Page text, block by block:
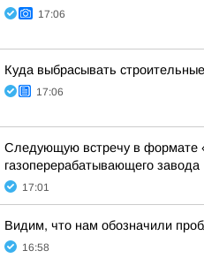
17:06
Куда выбрасывать
17:06
Следующую встречу в формате
газоперерабатывающего завода
17:01
Видим, что нам обозначили
16:58